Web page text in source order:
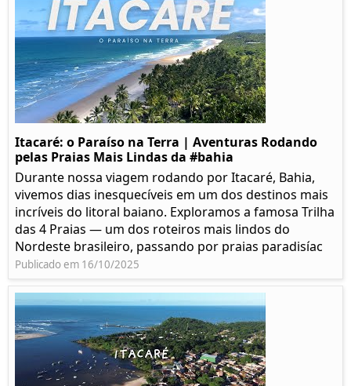
Itacaré: o Paraíso na Terra | Aventuras Rodando
pelas Praias Mais Lindas da #bahia
Durante nossa viagem rodando por Itacaré, Bahia,
vivemos dias inesquecíveis em um dos destinos mais
incríveis do litoral baiano. Exploramos a famosa Trilha
das 4 Praias — um dos roteiros mais lindos do
Nordeste brasileiro, passando por praias paradisíac
Publicado em 16/10/2025